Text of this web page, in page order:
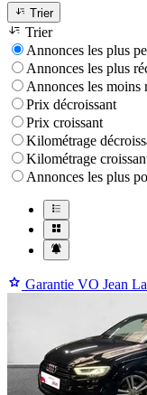
Trier
Trier
Annonces les plus
Annonces les plus
Annonces les moins
Prix décroissant
Prix croissant
Kilométrage
Kilométrage
Annonces les plus
Garantie VO Jean